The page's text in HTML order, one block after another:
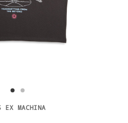
EX MACHINA